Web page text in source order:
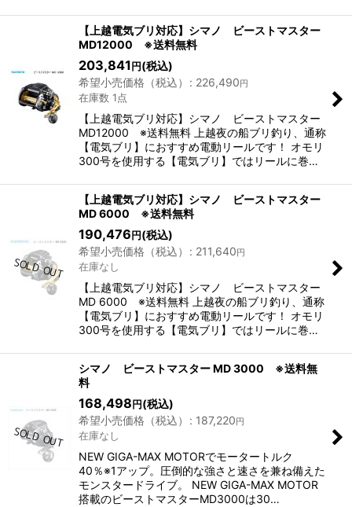
【上越電気ブリ対応】シマノ ビーストマスター
MD12000 ※送料無料
203,841 円 (税込)
希望小売価格（税込）
: 226,490 円
在庫数 1点
【上越電気ブリ対応】シマノ ビーストマスター
MD12000 ※送料無料 上越夜の船ブリ釣り、通称
【電気ブリ】におすすめ電動リールです！ オモリ
300号を使用する【電気ブリ】ではリールに巻…
【上越電気ブリ対応】シマノ ビーストマスター
MD 6000 ※送料無料
190,476 円 (税込)
希望小売価格（税込）
: 211,640 円
在庫なし
【上越電気ブリ対応】シマノ ビーストマスター
MD 6000 ※送料無料 上越夜の船ブリ釣り、通称
【電気ブリ】におすすめ電動リールです！ オモリ
300号を使用する【電気ブリ】ではリールに巻…
シマノ ビーストマスター MD 3000 ※送料無
料
168,498 円 (税込)
希望小売価格（税込）
: 187,220 円
在庫なし
NEW GIGA-MAX MOTORでモータートルク
40％※1アップ。圧倒的な強さと速さを兼ね備えた
モンスタードライブ。 NEW GIGA-MAX MOTOR
搭載のビーストマスターMD3000は30…